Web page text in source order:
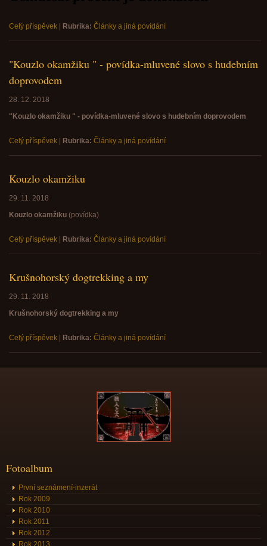
Celý příspěvek Rubrika: Články a jiná povídání
"Kouzlo okamžiku " - povídka-mluvené slovo s hudebním
doprovodem
28. 12. 2018
"Kouzlo okamžiku " - povídka-mluvené slovo s hudebním doprovodem
Celý příspěvek Rubrika: Články a jiná povídání
Kouzlo okamžiku
29. 11. 2018
Kouzlo okamžiku (povídka)
Celý příspěvek Rubrika: Články a jiná povídání
Krušnohorský dogtrekking a my
29. 11. 2018
Krušnohorský dogtrekking a my
Celý příspěvek Rubrika: Články a jiná povídání
Fotoalbum
První seznámení-inzerát
Rok 2009
Rok 2010
Rok 2011
Rok 2012
Rok 2013